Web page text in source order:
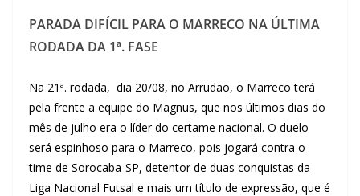
PARADA DIFÍCIL PARA O MARRECO NA ÚLTIMA
RODADA DA 1ª. FASE
Na 21ª. rodada, dia 20/08, no Arrudão, o Marreco terá
pela frente a equipe do Magnus, que nos últimos dias do
mês de julho era o líder do certame nacional. O duelo
será espinhoso para o Marreco, pois jogará contra o
time de Sorocaba-SP, detentor de duas conquistas da
Liga Nacional Futsal e mais um título de expressão, que é